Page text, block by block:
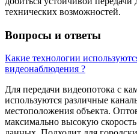
технических возможностей.
Вопросы и ответы
Какие технологии
видеонаблюдения ?
Для передачи видеопотока с
используются различные
местоположения объекта.
максимально высокую